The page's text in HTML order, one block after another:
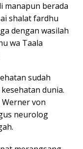
manapun berada
shalat fardhu
dengan wasilah
wa Taala
sudah
dunia.
Werner von
neurolog